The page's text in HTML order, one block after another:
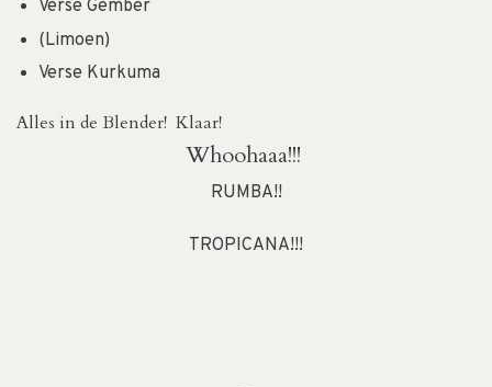
Verse Gember
(Limoen)
Verse Kurkuma
Alles in de Blender! Klaar!
Whoohaaa!!!
RUMBA!!
TROPICANA!!!